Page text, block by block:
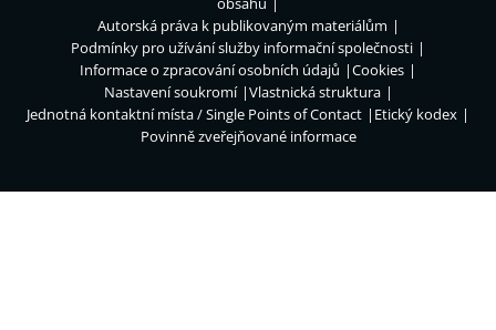
Autorská práva k publikovaným materiálům
Podmínky pro užívání služby informační společnosti
Informace o zpracování osobních údajů
Cookies
Nastavení soukromí
Vlastnická struktura
Jednotná kontaktní místa / Single Points of Contact
Etický kodex
Povinně zveřejňované informace